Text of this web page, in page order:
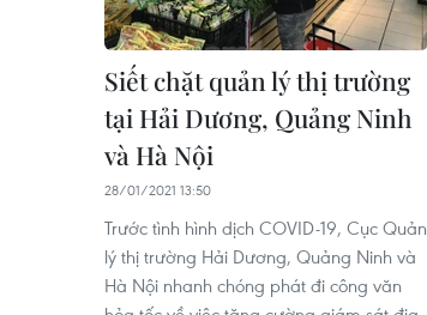
Siết chặt quản lý thị trường
tại Hải Dương, Quảng Ninh
và Hà Nội
28/01/2021 13:50
Trước tình hình dịch COVID-19, Cục Quản
lý thị trường Hải Dương, Quảng Ninh và
Hà Nội nhanh chóng phát đi công văn